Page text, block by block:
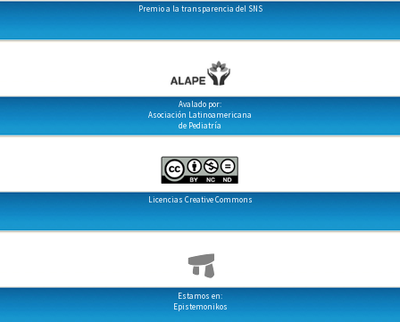
Premio a la transparencia del SNS
Avalado por:
Asociación Latinoamericana
de Pediatría
Licencias Creative Commons
Estamos en:
Epistemonikos